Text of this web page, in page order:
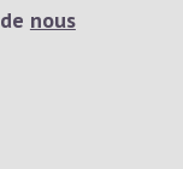
nous